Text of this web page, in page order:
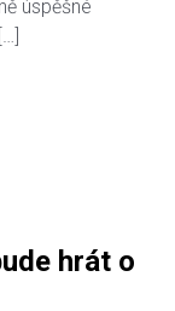
úspěšné
hrát o